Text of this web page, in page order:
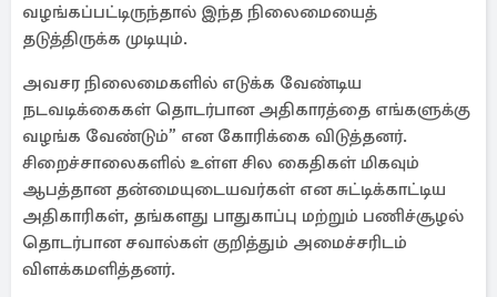
வழங்கப்பட்டிருந்தால் இந்த நிலைமையைத்
தடுத்திருக்க முடியும்.
அவசர நிலைமைகளில் எடுக்க வேண்டிய
நடவடிக்கைகள் தொடர்பான அதிகாரத்தை எங்களுக்கு
வழங்க வேண்டும்” என கோரிக்கை விடுத்தனர்.
சிறைச்சாலைகளில் உள்ள சில கைதிகள் மிகவும்
ஆபத்தான தன்மையுடையவர்கள் என சுட்டிக்காட்டிய
அதிகாரிகள், தங்களது பாதுகாப்பு மற்றும் பணிச்சூழல்
தொடர்பான சவால்கள் குறித்தும் அமைச்சரிடம்
விளக்கமளித்தனர்.